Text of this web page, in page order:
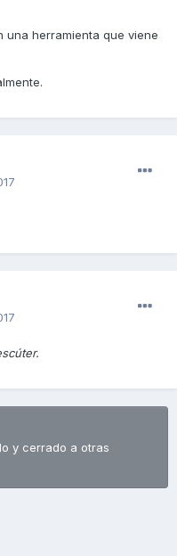
una herramienta que viene
y cerrado a otras